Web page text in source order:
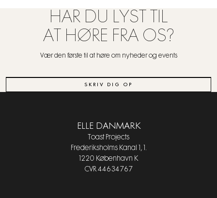
HAR DU LYST TIL
AT HØRE FRA OS?
Vær den første til at høre om nyheder og events
SKRIV DIG OP
ELLE DANMARK
Toast Projects
Frederiksholms Kanal 1, 1.
1220 København K
CVR 44634767